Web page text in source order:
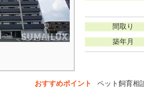
間取り
築年月
おすすめポイント ペット飼育相